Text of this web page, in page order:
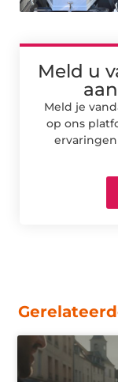
Meld u
Meld je
op ons